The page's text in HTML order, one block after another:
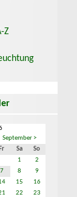
Z
September >
Fr Sa
So
1
2
7 8
9
15
16
22
23